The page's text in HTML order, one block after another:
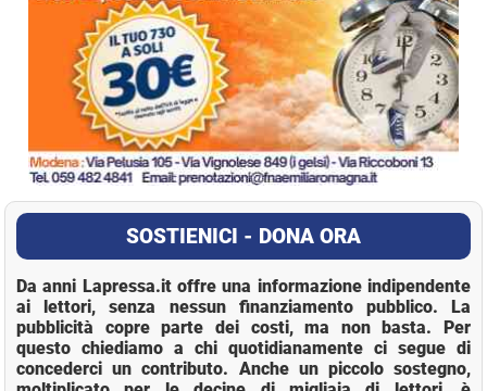
SOSTIENICI - DONA ORA
Da anni Lapressa.it offre una informazione indipendente
ai lettori, senza nessun finanziamento pubblico. La
pubblicità copre parte dei costi, ma non basta. Per
questo chiediamo a chi quotidianamente ci segue di
concederci un contributo. Anche un piccolo sostegno,